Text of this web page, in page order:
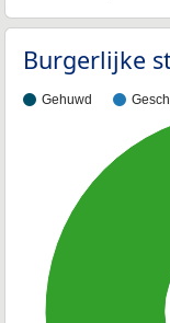
Burgerlijke
Gehuwd